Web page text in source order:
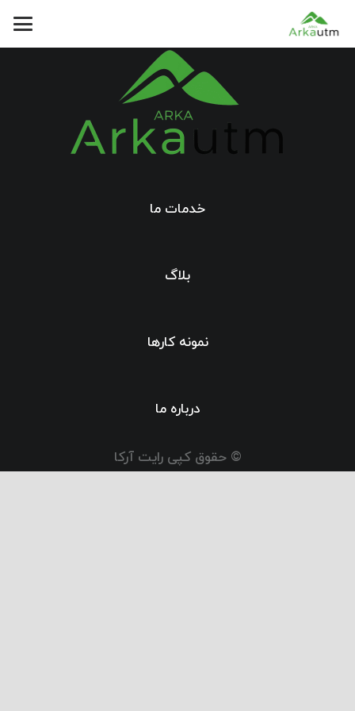
خدمات ما
بلاگ
نمونه کارها
درباره ما
© حقوق کپی رایت آرکا